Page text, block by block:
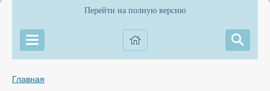
Перейти на полную версию
Главная